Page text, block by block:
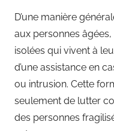
D’une manière
aux personnes
isolées qui vivent à
d’une assistance en
ou intrusion. Cette
seulement de lutter
des personnes